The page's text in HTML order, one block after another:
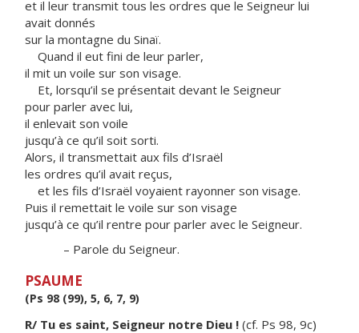
et il leur transmit tous les ordres que le Seigneur lui
avait donnés
sur la montagne du Sinaï.
Quand il eut fini de leur parler,
il mit un voile sur son visage.
Et, lorsqu’il se présentait devant le Seigneur
pour parler avec lui,
il enlevait son voile
jusqu’à ce qu’il soit sorti.
Alors, il transmettait aux fils d’Israël
les ordres qu’il avait reçus,
et les fils d’Israël voyaient rayonner son visage.
Puis il remettait le voile sur son visage
jusqu’à ce qu’il rentre pour parler avec le Seigneur.
– Parole du Seigneur.
PSAUME
(Ps 98 (99), 5, 6, 7, 9)
R/ Tu es saint, Seigneur notre Dieu ! (cf. Ps 98, 9c)